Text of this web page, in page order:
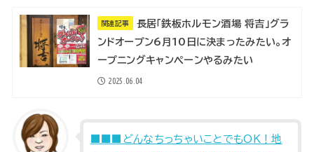
関連記事
長居「鉄板ホルモン酒場 将吉」グラ
ンドオープン6月10日に決まったみたい。オ
ープニングキャンペーンやるみたい
2025.06.04
■■■どんなちっちゃいことでもOK！地